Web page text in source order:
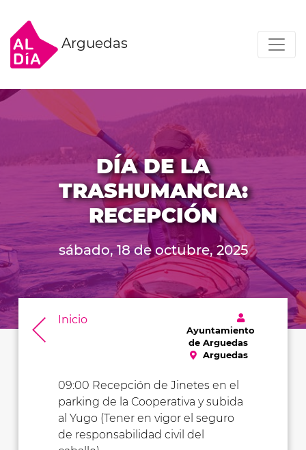
Arguedas
DÍA DE LA
TRASHUMANCIA:
RECEPCIÓN
sábado, 18 de octubre, 2025
Inicio
Ayuntamiento
de Arguedas
Arguedas
09:00 Recepción de Jinetes en el
parking de la Cooperativa y subida
al Yugo (Tener en vigor el seguro
de responsabilidad civil del